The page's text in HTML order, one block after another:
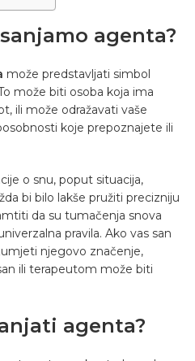
agenta?
može predstavljati simbol
može biti osoba koja ima
ili može odražavati vaše
koje prepoznajete ili
o snu, poput situacija,
bi bilo lakše pružiti precizniju
da su tumačenja snova
pravila. Ako vas san
njegovo značenje,
ili terapeutom može biti
agenta?